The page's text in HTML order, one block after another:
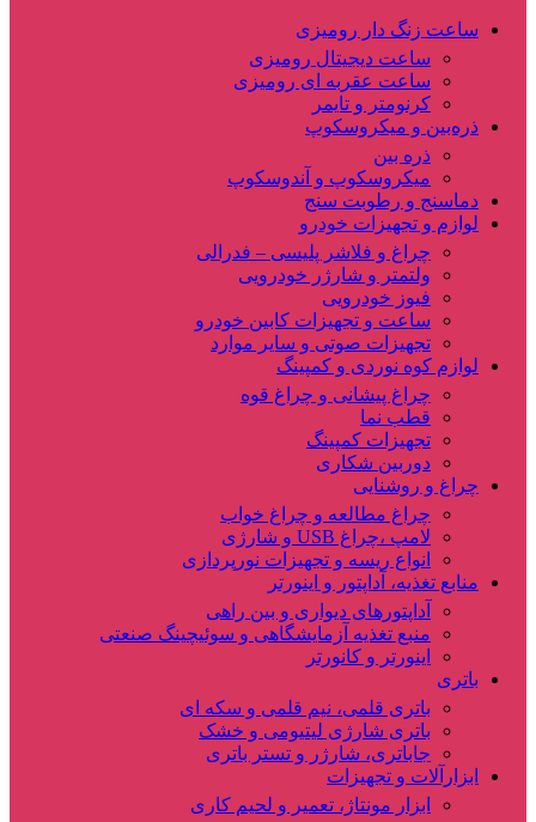
ساعت زنگ دار رومیزی
ساعت دیجیتال رومیزی
ساعت عقربه ای رومیزی
کرنومتر و تایمر
ذره‌بین و میکروسکوپ
ذره بین
میکروسکوپ و آندوسکوپ
دماسنج و رطوبت سنج
لوازم و تجهیزات خودرو
چراغ و فلاشر پلیسی – فدرالی
ولتمتر و شارژر خودرویی
فیوز خودرویی
ساعت و تجهیزات کابین خودرو
تجهیزات صوتی و سایر موارد
لوازم کوه نوردی و کمپینگ
چراغ پیشانی و چراغ قوه
قطب نما
تجهیزات کمپینگ
دوربین شکاری
چراغ و روشنایی
چراغ مطالعه و چراغ خواب
لامپ ،چراغ USB و شارژی
انواع ریسه و تجهیزات نورپردازی
منابع تغذیه، آداپتور و اینورتر
آداپتورهای دیواری و بین راهی
منبع تغذیه آزمایشگاهی و سوئیچینگ صنعتی
اینورتر و کانورتر
باتری
باتری قلمی، نیم قلمی و سکه ای
باتری شارژی لیتیومی و خشک
جاباتری، شارژر و تستر باتری
ابزارآلات و تجهیزات
ابزار مونتاژ، تعمیر و لحیم کاری